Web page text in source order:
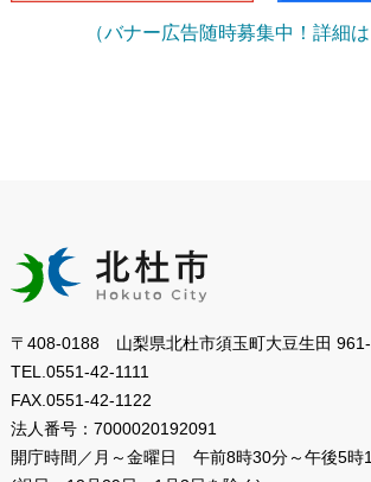
（バナー広告随時募集中！詳細は
〒408-0188 山梨県北杜市須玉町大豆生田 961-
TEL. 0551-42-1111
FAX. 0551-42-1122
法人番号： 7000020192091
開庁時間／月～金曜日
午前8時30分～午後5時